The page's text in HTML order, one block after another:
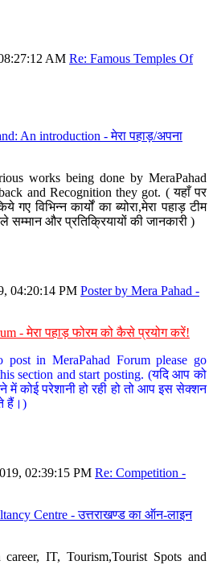
AM Re: Famous Temples Of
An introduction - मेरा पहाड़/अपना
works being done by MeraPahad
and Recognition they got. ( यहाँ पर
गए विभिन्न कार्यों का ब्योरा,मेरा पहाड़ टीम
सम्मान और प्रतिक्रियायों की जानकारी )
04:20:14 PM Poster by Mera Pahad -
- मेरा पहाड़ फोरम को कैसे प्रयोग करें!
in MeraPahad Forum please go
section and start posting. (यदि आप को
में कोई परेशानी हो रही हो तो आप इस सेक्शन
हैं।)
02:39:15 PM Re: Competition -
Centre - उत्तराखण्ड का ऑन-लाइन
IT, Tourism,Tourist Spots and